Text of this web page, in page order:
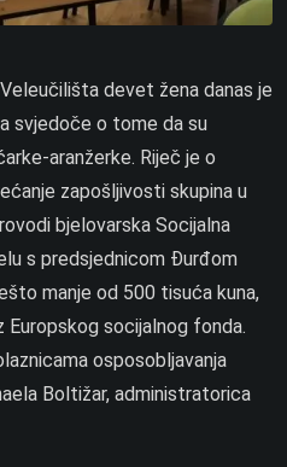
devet žena danas je
svjedoče o tome da su
aranžerke. Riječ je o
zapošljivosti skupina u
bjelovarska Socijalna
s predsjednicom Đurđom
manje od 500 tisuća kuna,
Europskog socijalnog fonda.
osposobljavanja
Boltižar, administratorica